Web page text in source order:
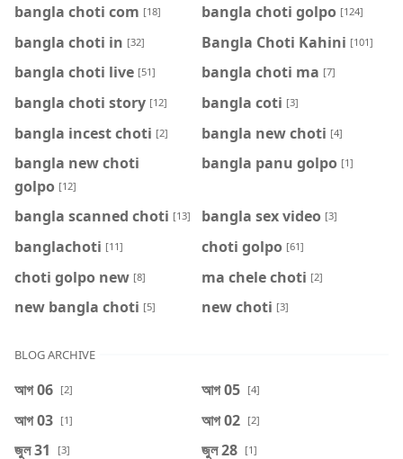
bangla choti com [18] bangla choti golpo [124]
bangla choti in [32] Bangla Choti Kahini [101]
bangla choti live [51] bangla choti ma [7]
bangla choti story [12] bangla coti [3]
bangla incest choti [2] bangla new choti [4]
bangla new choti
golpo [12]
bangla panu golpo [1]
bangla scanned choti [13] bangla sex video [3]
banglachoti [11] choti golpo [61]
choti golpo new [8] ma chele choti [2]
new bangla choti [5] new choti [3]
BLOG ARCHIVE
আগ 06 [2] আগ 05 [4]
আগ 03 [1] আগ 02 [2]
জুল 31 [3] জুল 28 [1]